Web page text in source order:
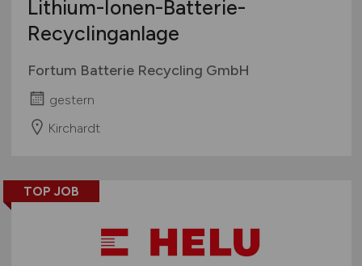
Lithium-Ionen-Batterie-
Recyclinganlage
Fortum Batterie Recycling GmbH
gestern
Kirchardt
TOP JOB